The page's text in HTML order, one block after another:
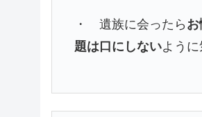
・ 遺族に会ったら
題は口にしないように